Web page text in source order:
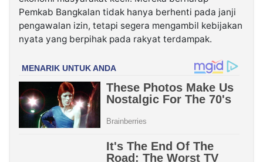
Pemkab Bangkalan tidak hanya berhenti pada janji
pengawalan izin, tetapi segera mengambil kebijakan
nyata yang berpihak pada rakyat terdampak.